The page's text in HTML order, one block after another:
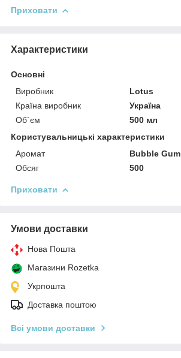
Приховати
Характеристики
Основні
Виробник
Lotus
Країна виробник
Україна
Об`єм
500 мл
Користувальницькі характеристики
Аромат
Bubble Gum
Обсяг
500
Приховати
Умови доставки
Нова Пошта
Магазини Rozetka
Укрпошта
Доставка поштою
Всі умови доставки